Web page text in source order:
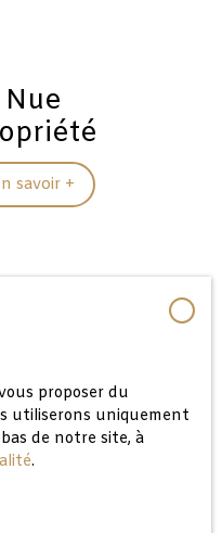
Nue
savoir +
proposer du
utiliserons uniquement
de notre site, à
.